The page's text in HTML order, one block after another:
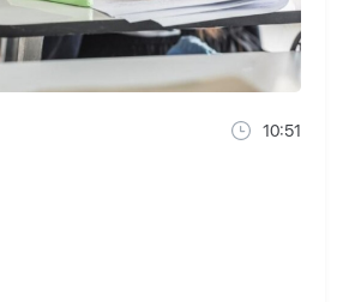
10:51